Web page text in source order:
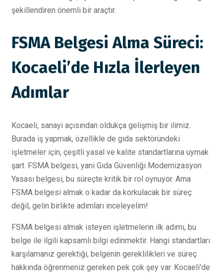
şekillendiren önemli bir araçtır.
FSMA Belgesi Alma Süreci:
Kocaeli’de Hızla İlerleyen
Adımlar
Kocaeli, sanayi açısından oldukça gelişmiş bir ilimiz.
Burada iş yapmak, özellikle de gıda sektöründeki
işletmeler için, çeşitli yasal ve kalite standartlarına uymak
şart. FSMA belgesi, yani Gıda Güvenliği Modernizasyon
Yasası belgesi, bu süreçte kritik bir rol oynuyor. Ama
FSMA belgesi almak o kadar da korkulacak bir süreç
değil, gelin birlikte adımları inceleyelim!
FSMA belgesi almak isteyen işletmelerin ilk adımı, bu
belge ile ilgili kapsamlı bilgi edinmektir. Hangi standartları
karşılamanız gerektiği, belgenin gereklilikleri ve süreç
hakkında öğrenmeniz gereken pek çok şey var. Kocaeli'de